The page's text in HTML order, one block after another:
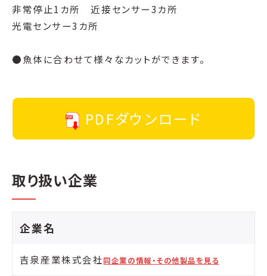
非常停止1カ所 近接センサー3カ所
光電センサー3カ所
●魚体に合わせて様々なカットができます。
PDFダウンロード
取り扱い企業
企業名
吉泉産業株式会社同企業の情報・その他製品を見る